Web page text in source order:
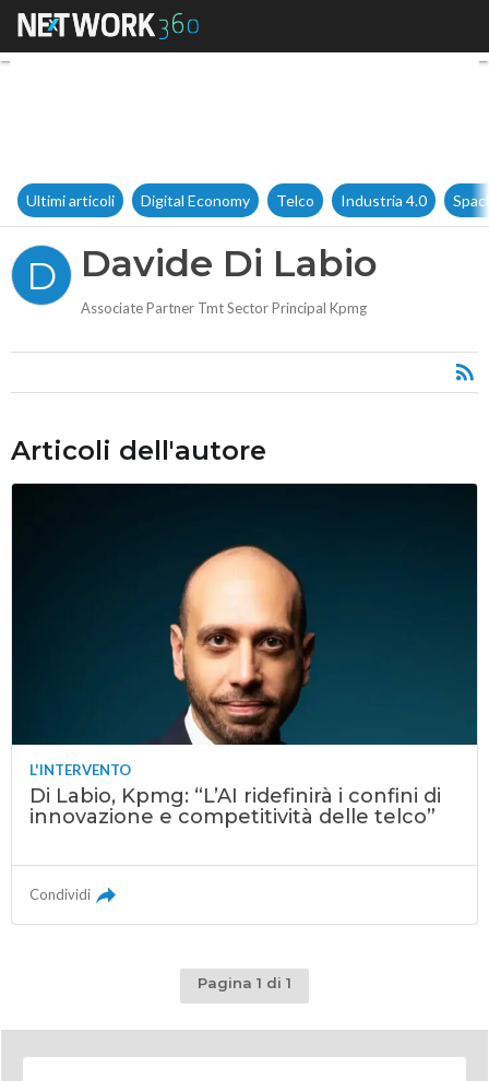
Davide Di Labio
Ultimi articoli Digital Economy Telco Industria 4.0
D Davide Di Labio
Associate Partner Tmt Sector Principal Kpmg
Articoli dell'autore
L'INTERVENTO
Di Labio, Kpmg: “L’AI ridefinirà i confini di
innovazione e competitività delle telco”
Condividi
Pagina 1 di 1